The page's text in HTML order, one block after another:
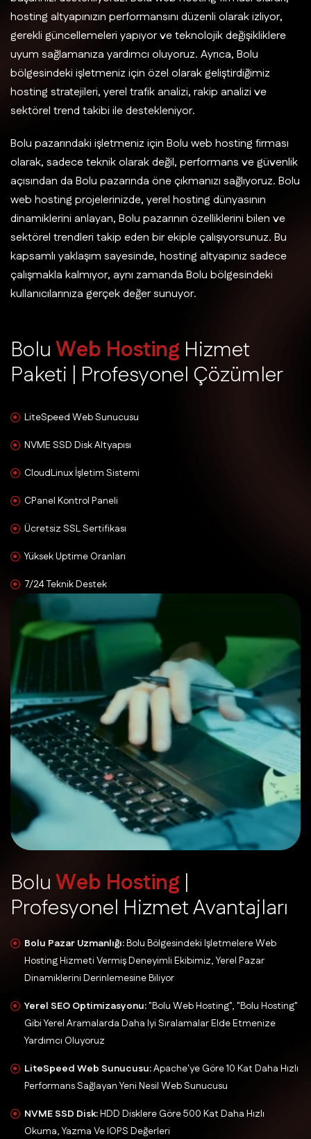
hosting altyapınızın performansını düzenli olarak izliyor,
gerekli güncellemeleri yapıyor ve teknolojik değişikliklere
uyum sağlamanıza yardımcı oluyoruz. Ayrıca, Bolu
bölgesindeki işletmeniz için özel olarak geliştirdiğimiz
hosting stratejileri, yerel trafik analizi, rakip analizi ve
sektörel trend takibi ile destekleniyor.
Bolu pazarındaki işletmeniz için Bolu web hosting firması
olarak, sadece teknik olarak değil, performans ve güvenlik
açısından da Bolu pazarında öne çıkmanızı sağlıyoruz. Bolu
web hosting projelerinizde, yerel hosting dünyasının
dinamiklerini anlayan, Bolu pazarının özelliklerini bilen ve
sektörel trendleri takip eden bir ekiple çalışıyorsunuz. Bu
kapsamlı yaklaşım sayesinde, hosting altyapınız sadece
çalışmakla kalmıyor, aynı zamanda Bolu bölgesindeki
kullanıcılarınıza gerçek değer sunuyor.
BoluWeb Hosting Hizmet
Paketi | Profesyonel Çözümler
LiteSpeed Web Sunucusu
NVME SSD Disk Altyapısı
CloudLinux İşletim Sistemi
CPanel Kontrol Paneli
Ücretsiz SSL Sertifikası
Yüksek Uptime Oranları
7/24 Teknik Destek
BoluWeb Hosting |
Profesyonel HizmetAvantajları
Bolu Pazar Uzmanlığı:Bolu Bölgesindeki Işletmelere Web
Hosting Hizmeti Vermiş Deneyimli Ekibimiz, Yerel Pazar
Dinamiklerini Derinlemesine Biliyor
Yerel SEO Optimizasyonu:"Bolu Web Hosting", "Bolu Hosting"
Gibi Yerel Aramalarda Daha Iyi Sıralamalar Elde Etmenize
Yardımcı Oluyoruz
LiteSpeed Web Sunucusu:Apache'ye Göre 10 Kat Daha Hızlı
Performans Sağlayan Yeni Nesil Web Sunucusu
NVME SSD Disk:HDD Disklere Göre 500 Kat Daha Hızlı
Okuma, Yazma Ve IOPS Değerleri